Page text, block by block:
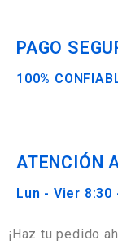
PAGO
100%
ATENCIÓN
Lun - Vier 8:30
¡Haz tu pedido